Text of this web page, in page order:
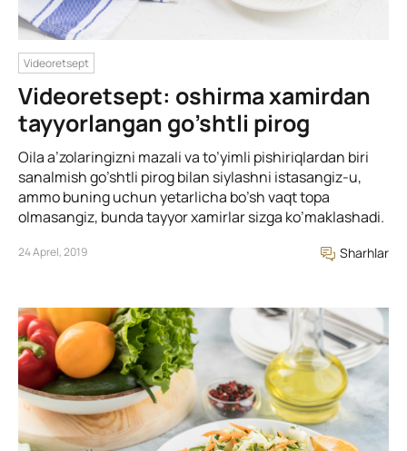
Videoretsept
Videoretsept: oshirma xamirdan
tayyorlangan go’shtli pirog
Oila a’zolaringizni mazali va to’yimli pishiriqlardan biri
sanalmish go’shtli pirog bilan siylashni istasangiz-u,
ammo buning uchun yetarlicha bo’sh vaqt topa
olmasangiz, bunda tayyor xamirlar sizga ko’maklashadi.
24 Aprel, 2019 Sharhlar